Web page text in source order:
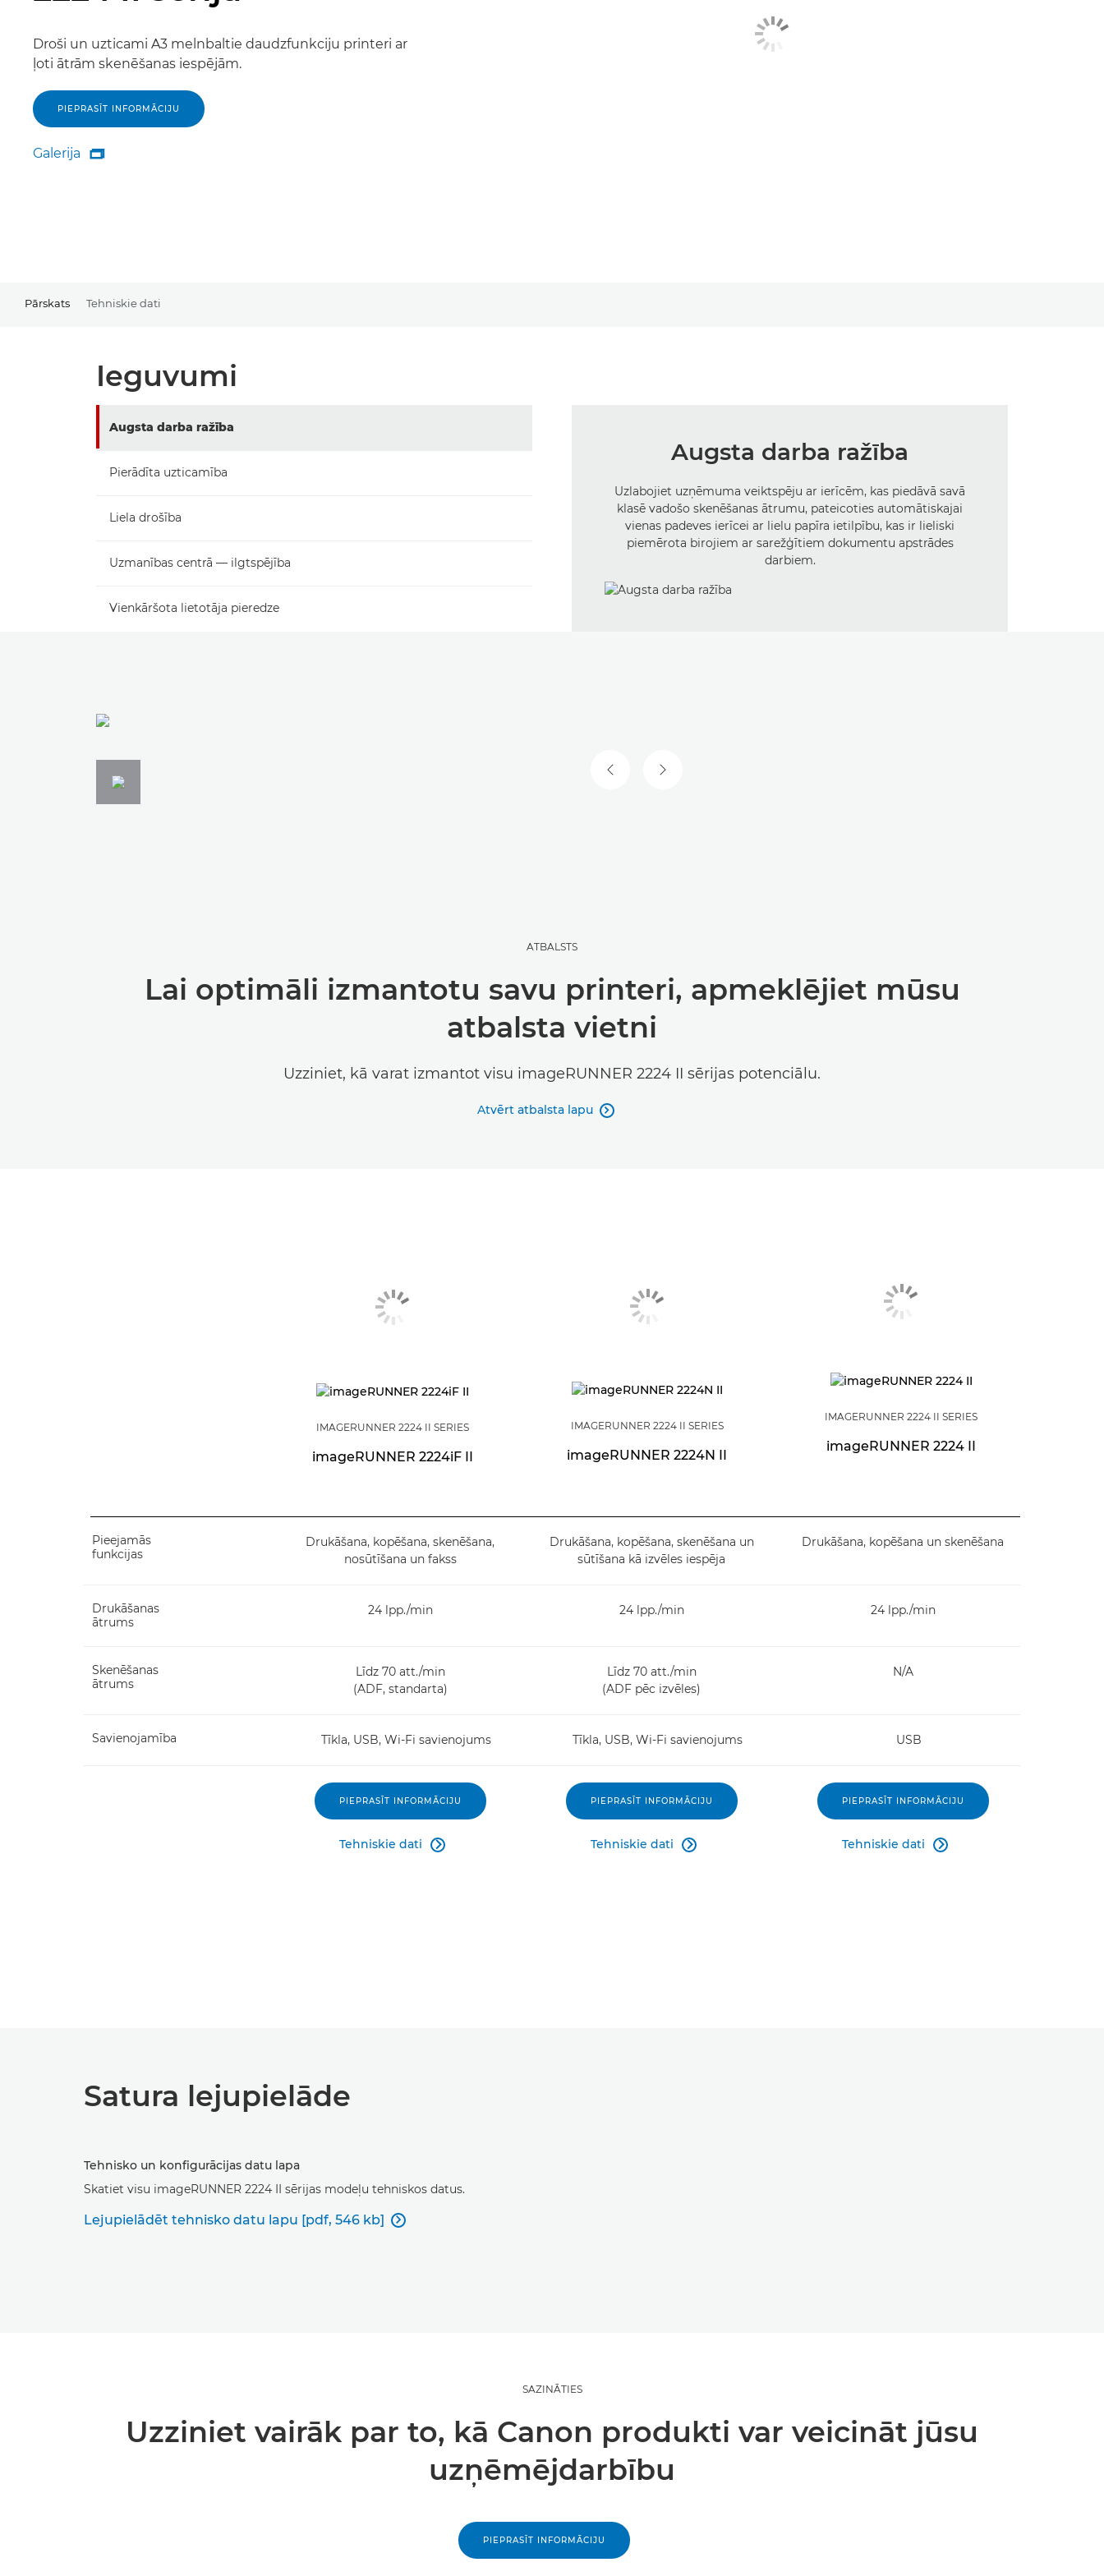
Droši un uzticami A3 melnbaltie daudzfunkciju printeri ar
ļoti ātrām skenēšanas iespējām.
PIEPRASĪT INFORMĀCIJU
Galerija
Galerija

Pārskats Tehniskie dati
Ieguvumi
Augsta darba ražība
Pierādīta uzticamība
Liela drošība
Uzmanības centrā — ilgtspējība
Vienkāršota lietotāja pieredze
Augsta darba ražība
Uzlabojiet uzņēmuma veiktspēju ar ierīcēm, kas piedāvā savā
klasē vadošo skenēšanas ātrumu, pateicoties automātiskajai
vienas padeves ierīcei ar lielu papīra ietilpību, kas ir lieliski
piemērota birojiem ar sarežģītiem dokumentu apstrādes
darbiem.
IEPRIEKŠĒJAIS SLAIDS
NĀKAMAIS SLAIDS
ATBALSTS
Lai optimāli izmantotu savu printeri, apmeklējiet mūsu
atbalsta vietni
Uzziniet, kā varat izmantot visu imageRUNNER 2224 II sērijas potenciālu.
Atvērt atbalsta lapu 
IMAGERUNNER 2224 II SERIES
imageRUNNER 2224iF II
IMAGERUNNER 2224 II SERIES
imageRUNNER 2224N II
IMAGERUNNER 2224 II SERIES
imageRUNNER 2224 II
Pieejamās
funkcijas
Drukāšana, kopēšana, skenēšana,
nosūtīšana un fakss
Drukāšana, kopēšana, skenēšana un
sūtīšana kā izvēles iespēja
Drukāšana, kopēšana un skenēšana
Drukāšanas
ātrums
24 lpp./min 24 lpp./min 24 lpp./min
Skenēšanas
ātrums
Līdz 70 att./min
(ADF, standarta)
Līdz 70 att./min
(ADF pēc izvēles)
N/A
Savienojamība Tīkla, USB, Wi-Fi savienojums Tīkla, USB, Wi-Fi savienojums USB
PIEPRASĪT INFORMĀCIJU
Tehniskie dati 
PIEPRASĪT INFORMĀCIJU
Tehniskie dati 
PIEPRASĪT INFORMĀCIJU
Tehniskie dati 
Satura lejupielāde
Tehnisko un konfigurācijas datu lapa
Skatiet visu imageRUNNER 2224 II sērijas modeļu tehniskos datus.
Lejupielādēt tehnisko datu lapu [pdf, 546 kb] 
SAZINĀTIES
Uzziniet vairāk par to, kā Canon produkti var veicināt jūsu
uzņēmējdarbību
PIEPRASĪT INFORMĀCIJU